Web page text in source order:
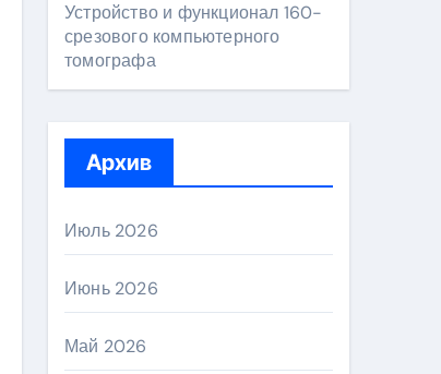
Устройство и функционал 160-
срезового компьютерного
томографа
Архив
Июль 2026
Июнь 2026
Май 2026